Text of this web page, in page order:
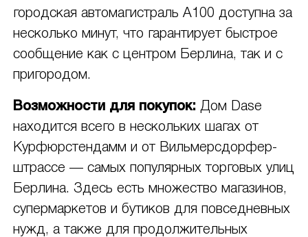
городская автомагистраль A100 доступна за
несколько минут, что гарантирует быстрое
сообщение как с центром Берлина, так и с
пригородом.
Возможности для покупок: Дом Dase
находится всего в нескольких шагах от
Курфюрстендамм и от Вильмерсдорфер-
штрассе — самых популярных торговых улиц
Берлина. Здесь есть множество магазинов,
супермаркетов и бутиков для повседневных
нужд, а также для продолжительных